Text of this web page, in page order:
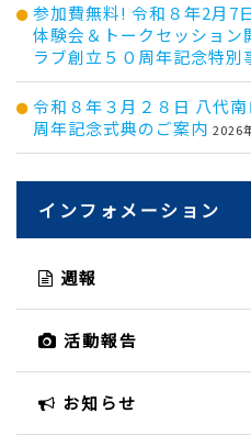
参加費無料! 令和８年2月7
体験会＆トークセッション
ラブ創立５０周年記念特別
令和８年３月２８日 八代
周年記念式典のご案内 2026
インフォメーション
週報
活動報告
お知らせ